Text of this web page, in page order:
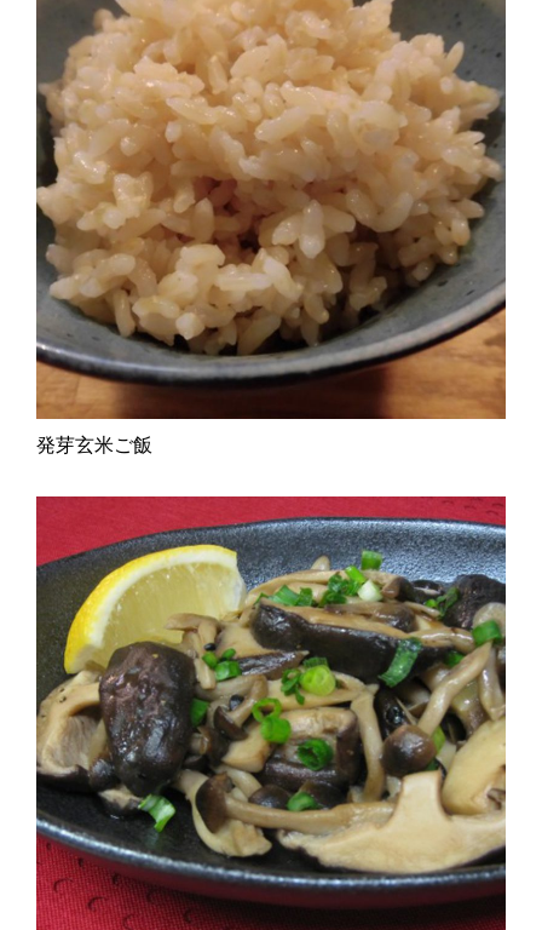
発芽玄米ご飯